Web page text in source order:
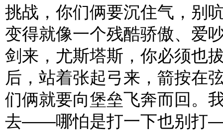
挑战，你们俩要沉住气，别
变得就像一个残酷骄傲、爱
剑来，尤斯塔斯，你必须也
后，站着张起弓来，箭按在
们俩就要向堡垒飞奔而回。
去——哪怕是打一下也别打